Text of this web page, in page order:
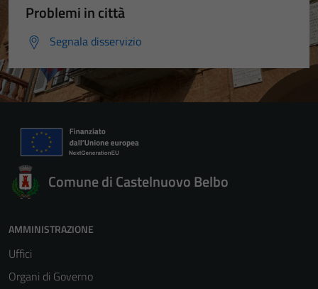
Problemi in città
Segnala disservizio
Comune di Castelnuovo Belbo
AMMINISTRAZIONE
Uffici
Organi di Governo